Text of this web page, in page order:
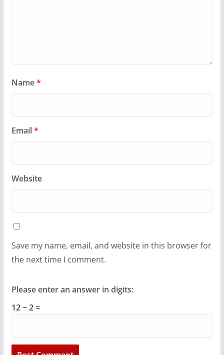
Name*
Email*
Website
Save my name, email, and website in this browser for
the next time I comment.
Please enter an answer in digits:
12 − 2 =